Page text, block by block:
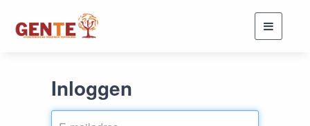
Toggle
Inloggen